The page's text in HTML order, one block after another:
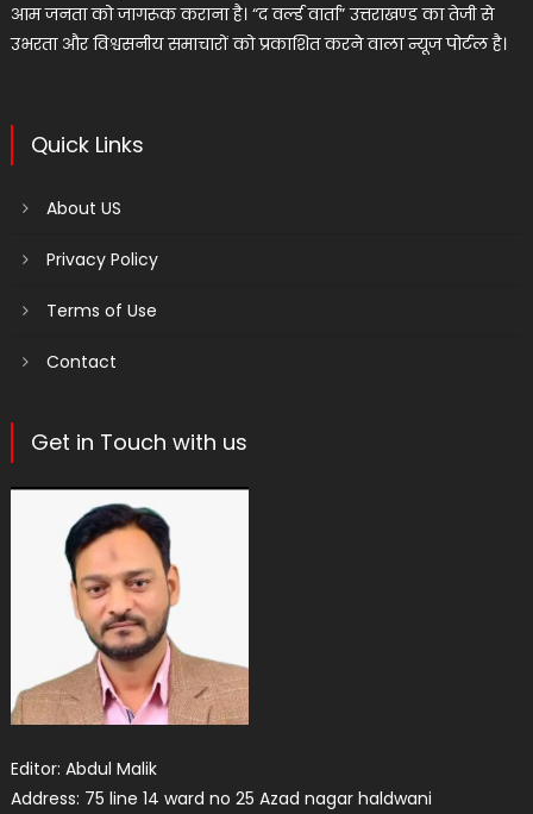
आम जनता को जागरूक कराना है। “द वर्ल्ड वार्ता” उत्तराखण्ड का तेजी से
उभरता और विश्वसनीय समाचारों को प्रकाशित करने वाला न्यूज पोर्टल है।
Quick Links
About US
Privacy Policy
Terms of Use
Contact
Get in Touch with us
Editor: Abdul Malik
Address: 75 line 14 ward no 25 Azad nagar haldwani